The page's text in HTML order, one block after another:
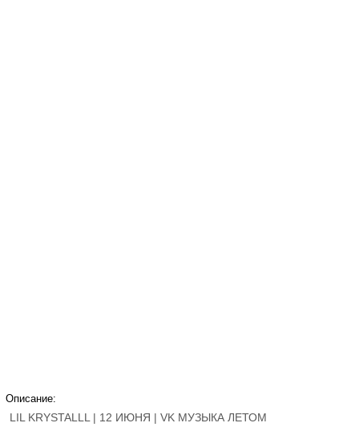
Описание:
LIL KRYSTALLL | 12 ИЮНЯ | VK МУЗЫКА ЛЕТОМ